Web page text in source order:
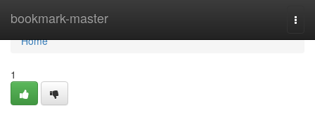
bookmark-master
Home
Home
1